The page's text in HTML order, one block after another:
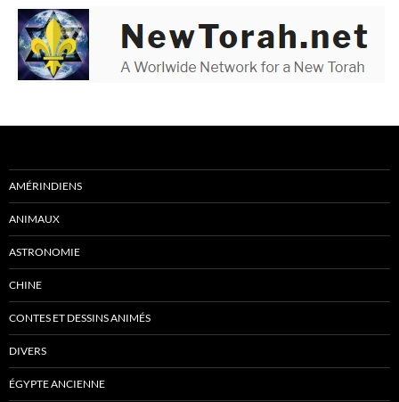
AMÉRINDIENS
ANIMAUX
ASTRONOMIE
CHINE
CONTES ET DESSINS ANIMÉS
DIVERS
ÉGYPTE ANCIENNE